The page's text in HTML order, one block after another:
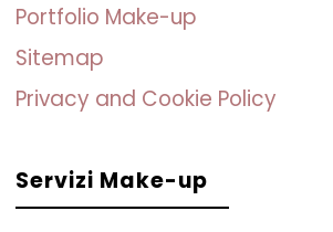
Portfolio Make-up
Sitemap
Privacy and Cookie Policy
Servizi Make-up